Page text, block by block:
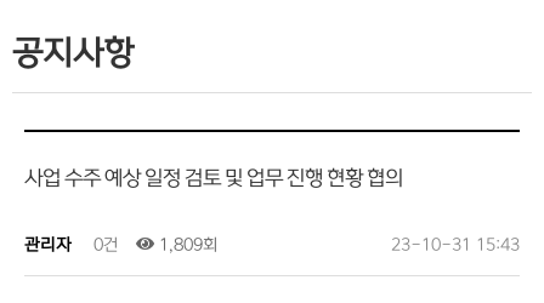
공지사항
사업 수주 예상 일정 검토 및 업무 진행 현황 협의
관리자 0건 1,809회 23-10-31 15:43